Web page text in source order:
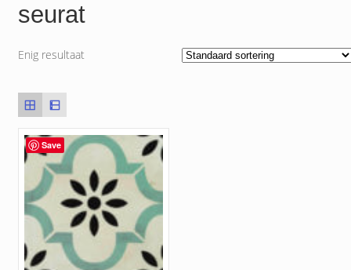
seurat
Enig resultaat
Save